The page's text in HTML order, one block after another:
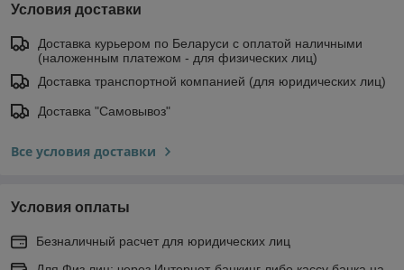
Условия доставки
Доставка курьером по Беларуси с оплатой наличными
(наложенным платежом - для физических лиц)
Доставка транспортной компанией (для юридических лиц)
Доставка "Самовывоз"
Все условия доставки
Условия оплаты
Безналичный расчет для юридических лиц